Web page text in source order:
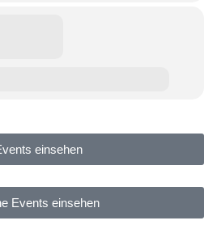
einsehen
Events einsehen